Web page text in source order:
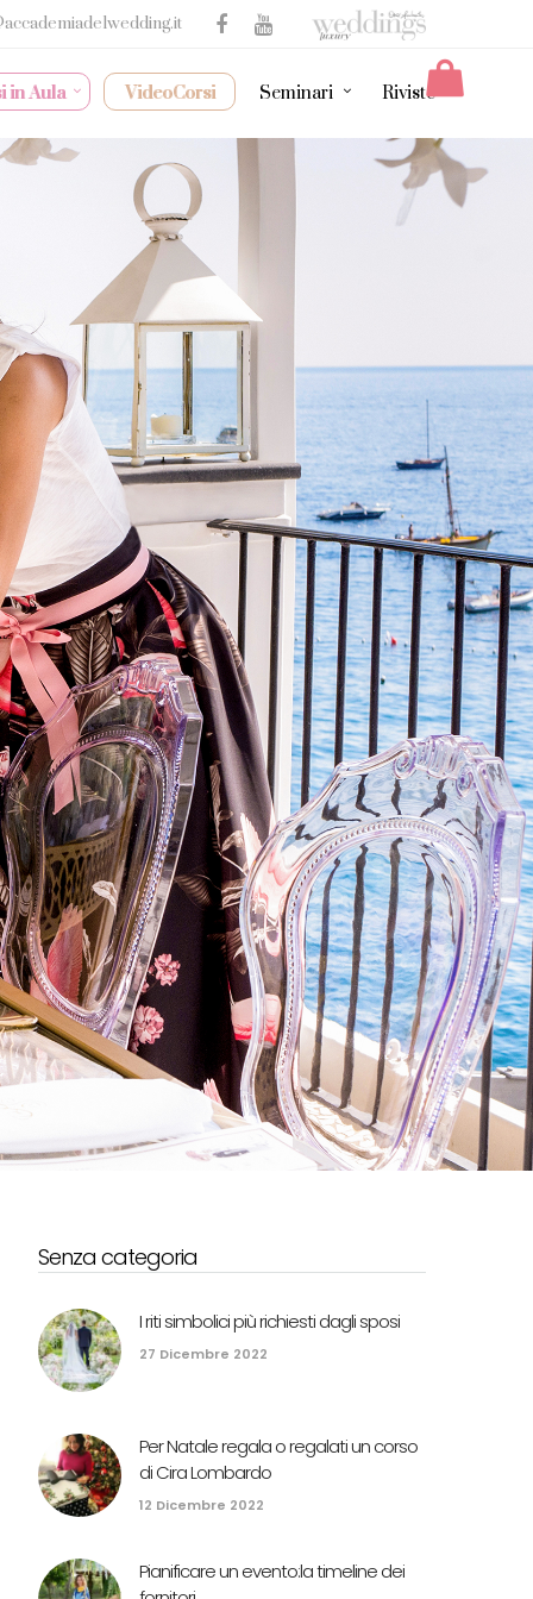
in Aula VideoCorsi Seminari Riviste
Senza categoria
I riti simbolici più richiesti dagli sposi
27 Dicembre 2022
Per Natale regala o regalati un corso
di Cira Lombardo
12 Dicembre 2022
Pianificare un evento:la timeline dei